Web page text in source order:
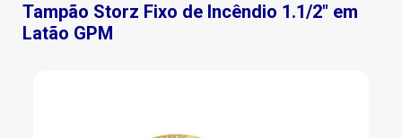
Tampão Storz Fixo de Incêndio 1.1/2″ em
Latão GPM